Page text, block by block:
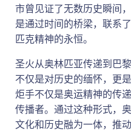
市曾见证了无数历史瞬间
是通过时间的桥梁，联系
匹克精神的永恒。
圣火从奥林匹亚传递到巴
不仅是对历史的缅怀，更
炬手不仅是奥运精神的传
传播者。通过这种形式，
文化和历史融为一体，推